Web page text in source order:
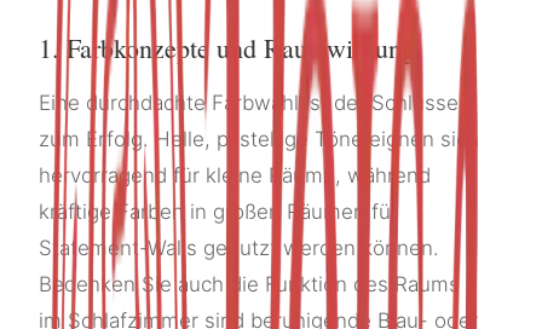
1. Farbkonzepte und Raumwirkung
Eine durchdachte Farbwahl ist der Schlüssel
zum Erfolg. Helle, pastellige Töne eignen sich
hervorragend für kleine Räume, während
kräftige Farben in großen Räumen für
Statement-Walls genutzt werden können.
Bedenken Sie auch die Funktion des Raums –
im Schlafzimmer sind beruhigende Blau- oder